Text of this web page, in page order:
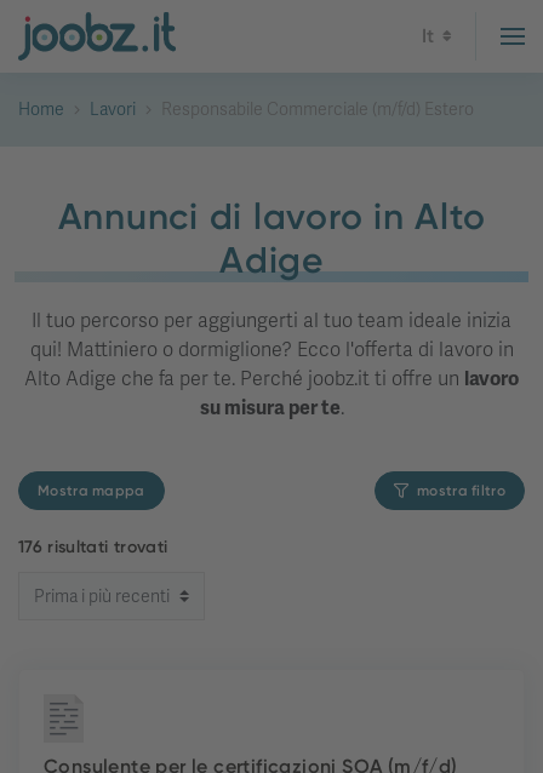
It
Home Lavori Responsabile Commerciale (m/f/d) Estero
Annunci di lavoro in Alto
Adige
Il tuo percorso per aggiungerti al tuo team ideale inizia
qui! Mattiniero o dormiglione? Ecco l'offerta di lavoro in
Alto Adige che fa per te. Perché joobz.it ti offre un lavoro
su misura per te.
Mostra mappa mostra filtro
176 risultati trovati
Consulente per le certificazioni SOA (m/f/d)